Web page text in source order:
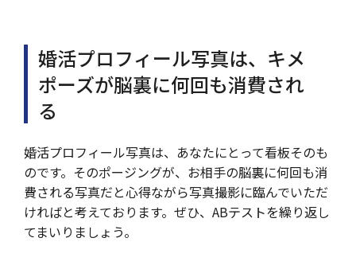
婚活プロフィール写真は、キメ
ポーズが脳裏に何回も消費され
る
婚活プロフィール写真は、あなたにとって看板そのも
のです。そのポージングが、お相手の脳裏に何回も消
費される写真だと心得ながら写真撮影に臨んでいただ
ければと考えております。ぜひ、ABテストを繰り返し
てまいりましょう。